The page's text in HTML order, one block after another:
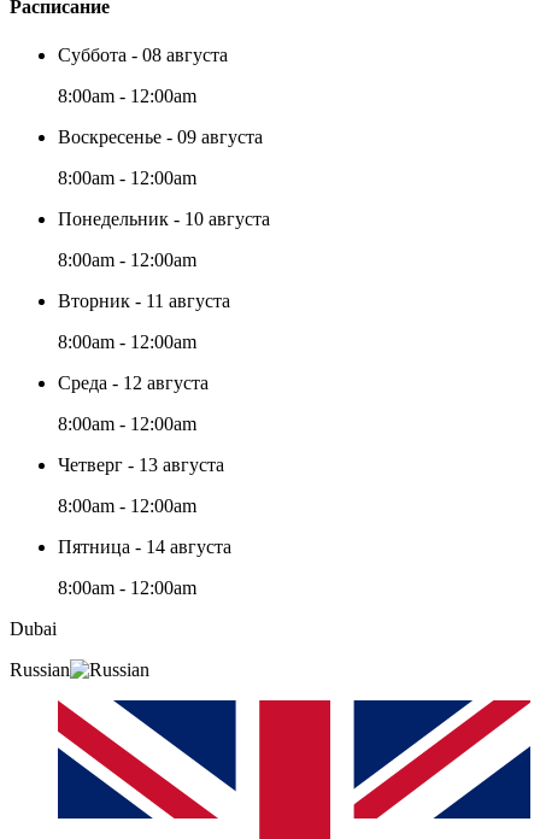
Расписание
Суббота - 08 августа
8:00am - 12:00am
Воскресенье - 09 августа
8:00am - 12:00am
Понедельник - 10 августа
8:00am - 12:00am
Вторник - 11 августа
8:00am - 12:00am
Среда - 12 августа
8:00am - 12:00am
Четверг - 13 августа
8:00am - 12:00am
Пятница - 14 августа
8:00am - 12:00am
Dubai
Russian